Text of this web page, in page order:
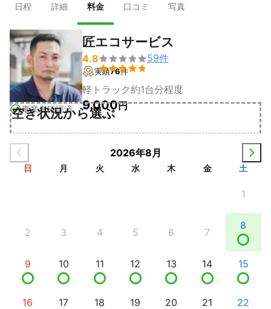
日程 詳細 料金 口コミ 写真
事業者確認済
匠エコサービス
4.8

59件
実績76件
軽トラック約1台分程度
9,000円
空き状況から選ぶ
2026年8月
日 月 火 水 木 金 土
1
2 3 4 5 6 7
8
9 10 11 12 13 14 15
16 17 18 19 20 21 22